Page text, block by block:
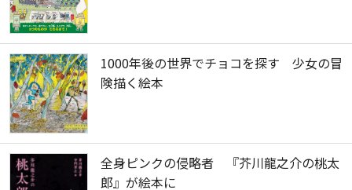
1000年後の世界でチョコを探す 少女の冒
険描く絵本
全身ピンクの侵略者 『芥川龍之介の桃太
郎』が絵本に